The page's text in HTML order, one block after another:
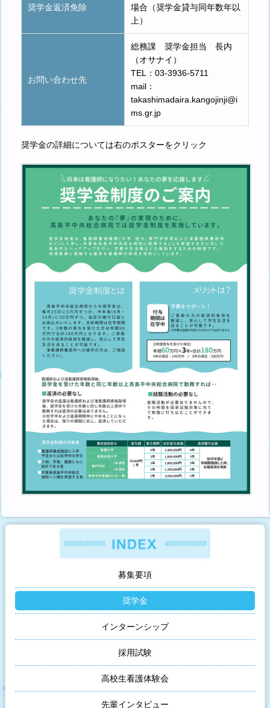
奨学金返済免除
場合（奨学金貸与同年数年以
上）
お問い合わせ先
総務課 奨学金担当 長内
（オサナイ）
TEL： 03-3936-5711
mail：
takashimadaira.kangojinji@i
ms.gr.jp
奨学金の詳細については右のポスターをクリック
募集要項
奨学金
インターンシップ
採用試験
高校生看護体験会
先輩インタビュー